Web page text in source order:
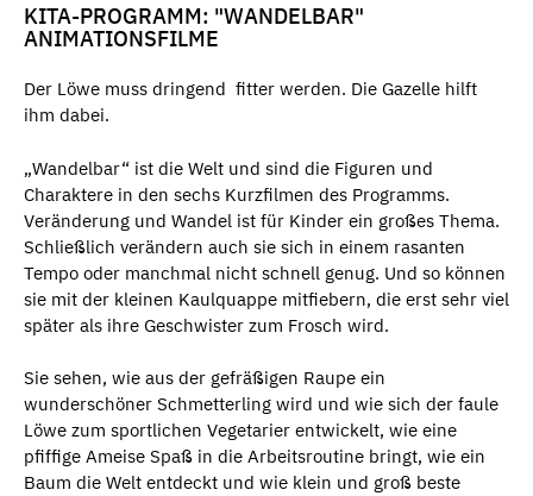
KITA-PROGRAMM: "WANDELBAR"
ANIMATIONSFILME
Der Löwe muss dringend fitter werden. Die Gazelle hilft
ihm dabei.
„Wandelbar“ ist die Welt und sind die Figuren und
Charaktere in den sechs Kurzfilmen des Programms.
Veränderung und Wandel ist für Kinder ein großes Thema.
Schließlich verändern auch sie sich in einem rasanten
Tempo oder manchmal nicht schnell genug. Und so können
sie mit der kleinen Kaulquappe mitfiebern, die erst sehr viel
später als ihre Geschwister zum Frosch wird.
Sie sehen, wie aus der gefräßigen Raupe ein
wunderschöner Schmetterling wird und wie sich der faule
Löwe zum sportlichen Vegetarier entwickelt, wie eine
pfiffige Ameise Spaß in die Arbeitsroutine bringt, wie ein
Baum die Welt entdeckt und wie klein und groß beste